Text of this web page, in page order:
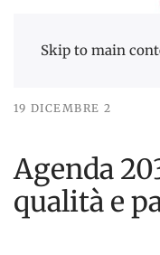
Skip to main
19 DICEMBRE 2021
Agenda
qualità e